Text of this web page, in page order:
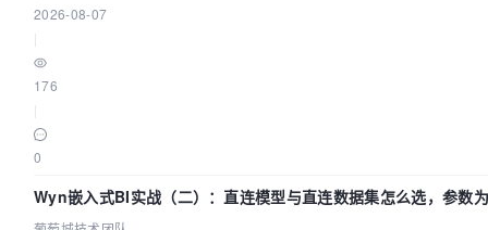
2026-08-07
176
0
Wyn嵌入式BI实战（二）：直连模型与直连数据集怎么选，参数